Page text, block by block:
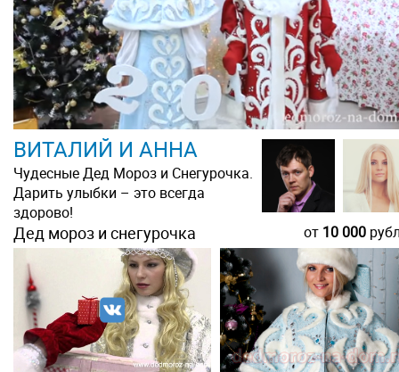
ВИТАЛИЙ И АННА
Чудесные Дед Мороз и Снегурочка.
Дарить улыбки – это всегда
здорово!
Дед мороз и снегурочка от 10 000